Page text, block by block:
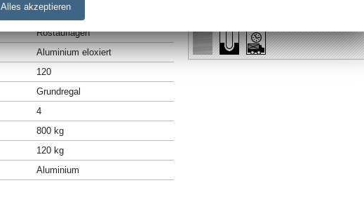
1450 mm
Rostauflagen
Aluminium eloxiert
120
Grundregal
4
800 kg
120 kg
Aluminium
Alles akzeptieren